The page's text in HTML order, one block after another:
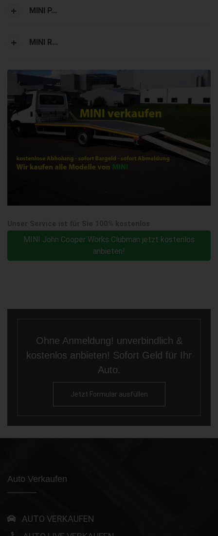
MINI P...
MINI R...
MINI John Cooper Works Clubman jetzt kostenlos
anbieten!
Ohne Anmeldung! unverbindlich &
kostenlos anbieten! Sofort Geld für Ihr
Auto.
Jetzt Formular ausfüllen
Auto Verkaufen
AUTO VERKAUFEN